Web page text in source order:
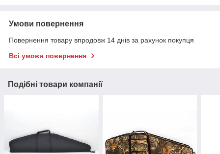
Умови повернення
Повернення товару впродовж 14 днів за рахунок покупця
Всі умови повернення
Подібні товари компанії